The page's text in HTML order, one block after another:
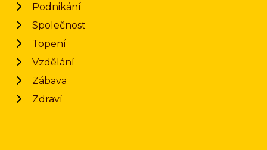
Podnikání
Společnost
Topení
Vzdělání
Zábava
Zdraví